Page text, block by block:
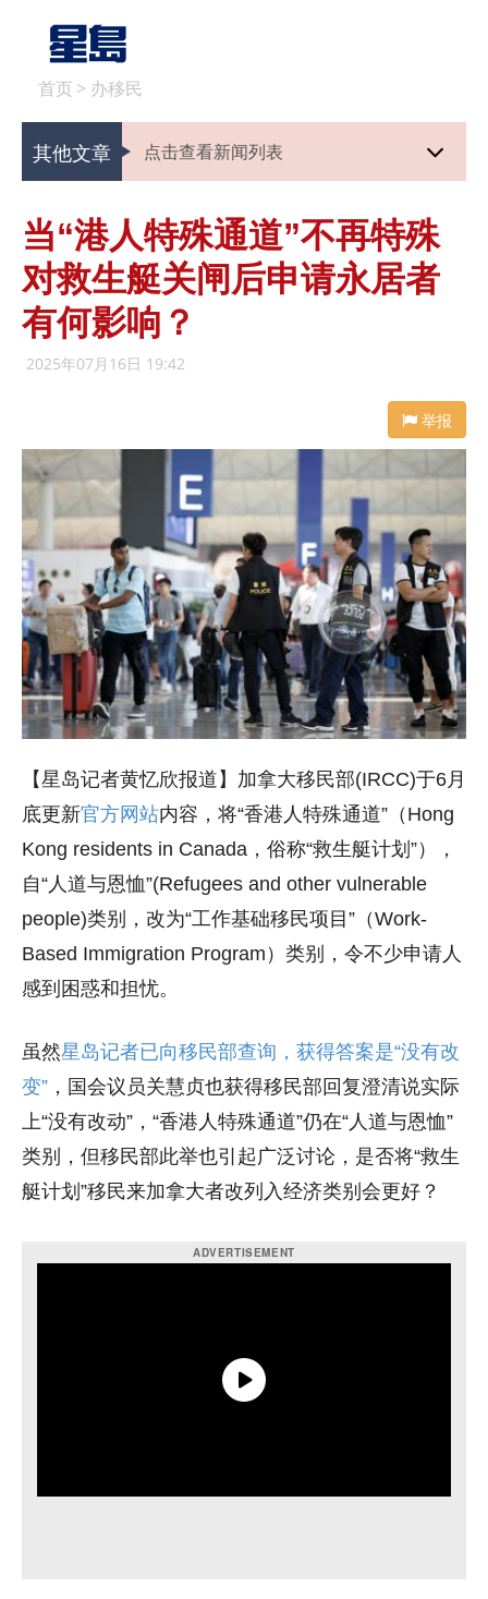
首页 > 办移民
其他文章 点击查看新闻列表
当“港人特殊通道”不再特殊
对救生艇关闸后申请永居者
有何影响？
2025年07月16日 19:42
举报
【星岛记者黄忆欣报道】加拿大移民部(IRCC)于6月
底更新官方网站内容，将“香港人特殊通道”（Hong
Kong residents in Canada，俗称“救生艇计划”），
自“人道与恩恤”(Refugees and other vulnerable
people)类别，改为“工作基础移民项目”（Work-
Based Immigration Program）类别，令不少申请人
感到困惑和担忧。
虽然星岛记者已向移民部查询，获得答案是“没有改
变” ，国会议员关慧贞也获得移民部回复澄清说实际
上“没有改动”，“香港人特殊通道”仍在“人道与恩恤”
类别，但移民部此举也引起广泛讨论，是否将“救生
艇计划”移民来加拿大者改列入经济类别会更好？